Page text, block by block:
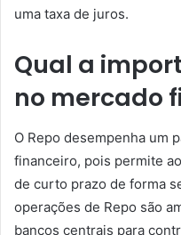
uma taxa de juros.
Qual a
no mercado
O Repo desempenha um
financeiro, pois permite
de curto prazo de forma
operações de Repo são
bancos centrais para